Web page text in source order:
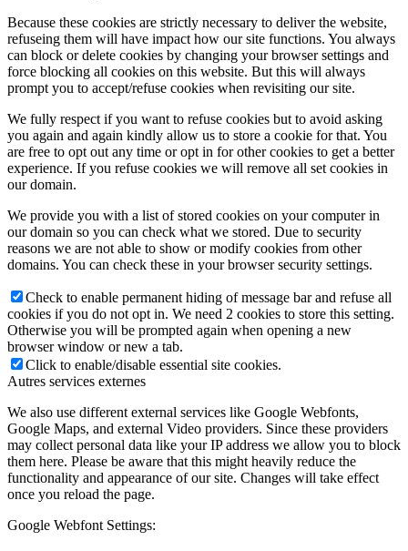
Because these cookies are strictly necessary to deliver the website,
refuseing them will have impact how our site functions. You always
can block or delete cookies by changing your browser settings and
force blocking all cookies on this website. But this will always
prompt you to accept/refuse cookies when revisiting our site.
We fully respect if you want to refuse cookies but to avoid asking
you again and again kindly allow us to store a cookie for that. You
are free to opt out any time or opt in for other cookies to get a better
experience. If you refuse cookies we will remove all set cookies in
our domain.
We provide you with a list of stored cookies on your computer in
our domain so you can check what we stored. Due to security
reasons we are not able to show or modify cookies from other
domains. You can check these in your browser security settings.
Check to enable permanent hiding of message bar and refuse all
cookies if you do not opt in. We need 2 cookies to store this setting.
Otherwise you will be prompted again when opening a new
browser window or new a tab.
Click to enable/disable essential site cookies.
Autres services externes
We also use different external services like Google Webfonts,
Google Maps, and external Video providers. Since these providers
may collect personal data like your IP address we allow you to block
them here. Please be aware that this might heavily reduce the
functionality and appearance of our site. Changes will take effect
once you reload the page.
Google Webfont Settings: